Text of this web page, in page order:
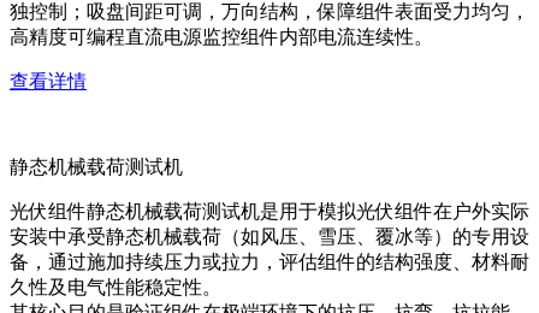
独控制；吸盘间距可调，万向结构，保障组件表面受力均匀，
高精度可编程直流电源监控组件内部电流连续性。
查看详情
静态机械载荷测试机
光伏组件静态机械载荷测试机是用于模拟光伏组件在户外实际
安装中承受静态机械载荷（如风压、雪压、覆冰等）的专用设
备，通过施加持续压力或拉力，评估组件的结构强度、材料耐
久性及电气性能稳定性。